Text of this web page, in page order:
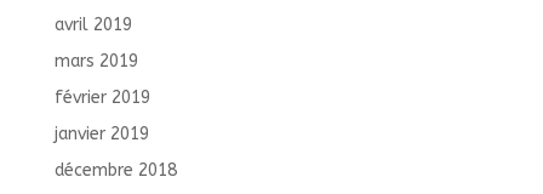
avril 2019
mars 2019
février 2019
janvier 2019
décembre 2018